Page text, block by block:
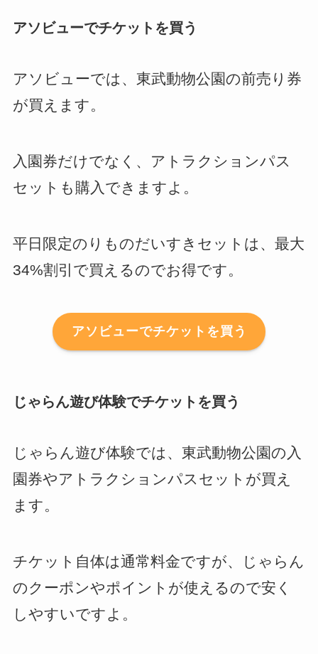
アソビューでチケットを買う
アソビューでは、東武動物公園の前売り券
が買えます。
入園券だけでなく、アトラクションパス
セットも購入できますよ。
平日限定のりものだいすきセットは、最大
34%割引で買えるのでお得です。
アソビューでチケットを買う
じゃらん遊び体験でチケットを買う
じゃらん遊び体験では、東武動物公園の入
園券やアトラクションパスセットが買え
ます。
チケット自体は通常料金ですが、じゃらん
のクーポンやポイントが使えるので安く
しやすいですよ。